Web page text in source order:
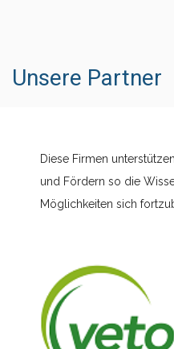
Unsere Partner
Diese Firmen
und Fördern so die
Möglichkeiten sich